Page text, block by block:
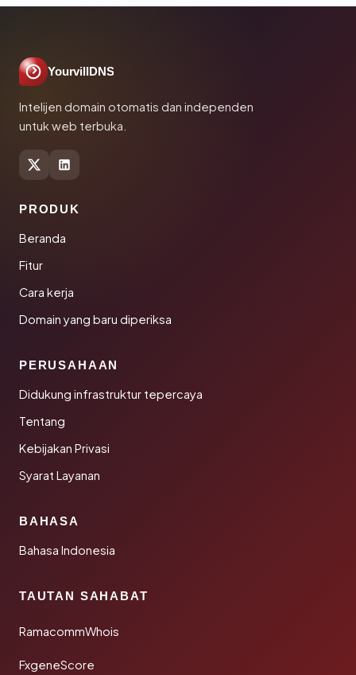
YourvillDNS
Intelijen domain otomatis dan independen
untuk web terbuka.
PRODUK
Beranda
Fitur
Cara kerja
Domain yang baru diperiksa
PERUSAHAAN
Didukung infrastruktur tepercaya
Tentang
Kebijakan Privasi
Syarat Layanan
BAHASA
Bahasa Indonesia
TAUTAN SAHABAT
RamacommWhois
FxgeneScore